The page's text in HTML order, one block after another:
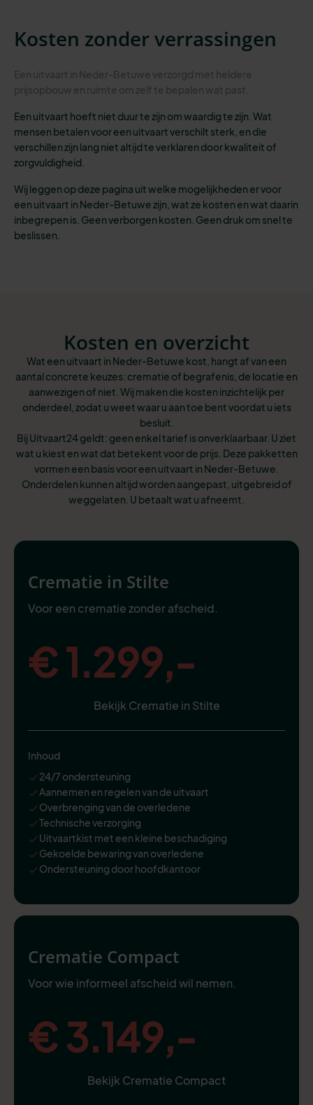
Kosten zonder verrassingen
Een uitvaart in Neder-Betuwe verzorgd met heldere
prijsopbouw en ruimte om zelf te bepalen wat past.
Een uitvaart hoeft niet duur te zijn om waardig te zijn. Wat
mensen betalen voor een uitvaart verschilt sterk, en die
verschillen zijn lang niet altijd te verklaren door kwaliteit of
zorgvuldigheid.
Wij leggen op deze pagina uit welke mogelijkheden er voor
een uitvaart in Neder-Betuwe zijn, wat ze kosten en wat daarin
inbegrepen is. Geen verborgen kosten. Geen druk om snel te
beslissen.
Kosten en overzicht
Wat een uitvaart in Neder-Betuwe kost, hangt af van een
aantal concrete keuzes: crematie of begrafenis, de locatie en
aanwezigen of niet. Wij maken die kosten inzichtelijk per
onderdeel, zodat u weet waar u aan toe bent voordat u iets
besluit.
Bij Uitvaart24 geldt: geen enkel tarief is onverklaarbaar. U ziet
wat u kiest en wat dat betekent voor de prijs. Deze pakketten
vormen een basis voor een uitvaart in Neder-Betuwe.
Onderdelen kunnen altijd worden aangepast, uitgebreid of
weggelaten. U betaalt wat u afneemt.
Crematie in Stilte
Voor een crematie zonder afscheid.
€ 1.299,-
Bekijk Crematie in Stilte
Inhoud
24/7 ondersteuning
Aannemen en regelen van de uitvaart
Overbrenging van de overledene
Technische verzorging
Uitvaartkist met een kleine beschadiging
Gekoelde bewaring van overledene
Ondersteuning door hoofdkantoor
Crematie Compact
Voor wie informeel afscheid wil nemen.
€ 3.149,-
Bekijk Crematie Compact